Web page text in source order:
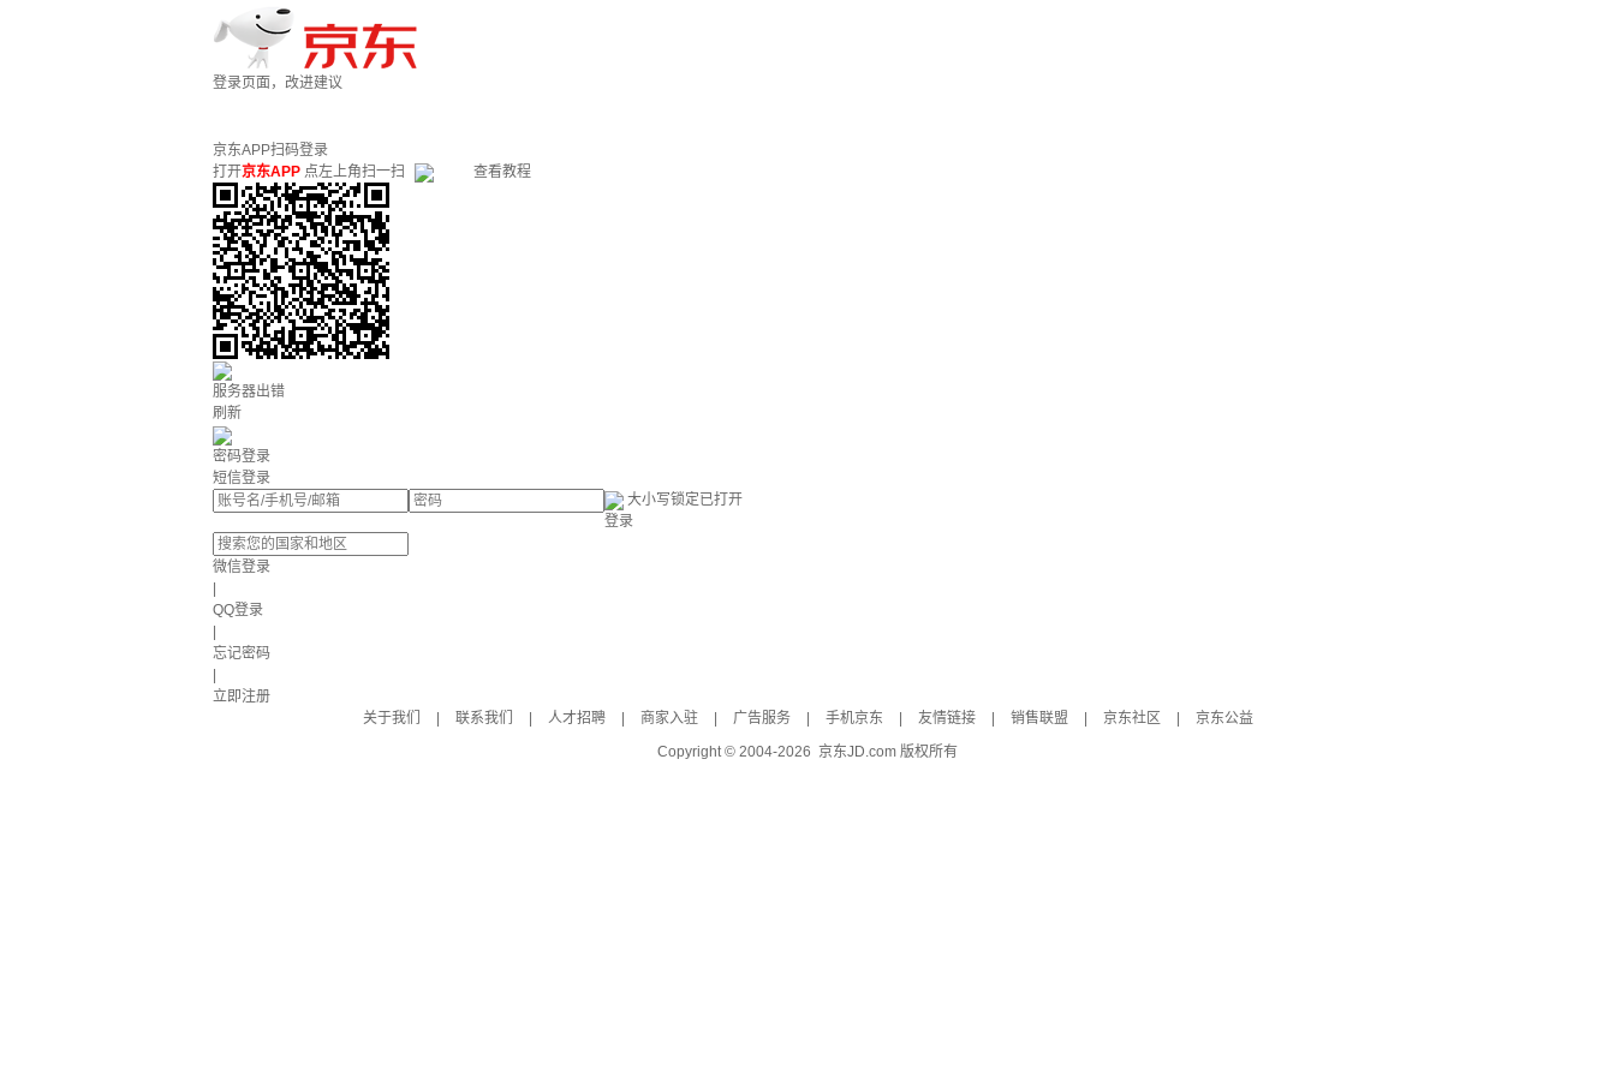
登录页面，改进建议
京东APP扫码登录
打开京东APP 点左上角扫一扫 查看教程
服务器出错
刷新
密码登录
短信登录
大小写锁定已打开
登录
微信登录
QQ登录
忘记密码
立即注册
关于我们
联系我们 人才招聘 商家入驻 广告服务 手机京东 友情链接 销售联盟 京东社区
京东公益
Copyright © 2004-2026 京东JD.com 版权所有